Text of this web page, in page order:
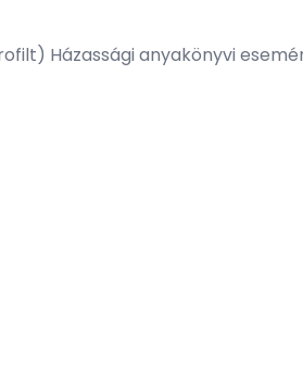
Házassági anyakönyvi